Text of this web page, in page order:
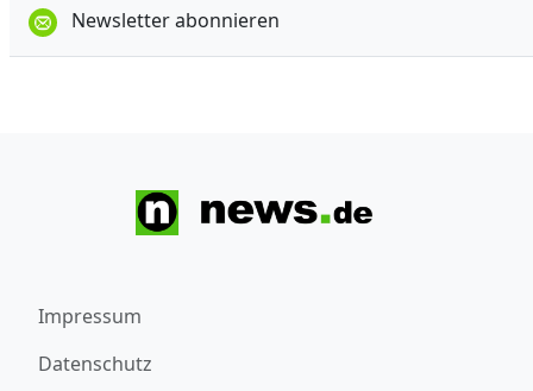
Newsletter abonnieren
Impressum
Datenschutz